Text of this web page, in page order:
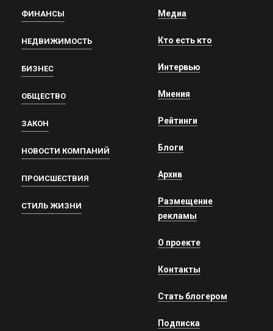
ФИНАНСЫ
НЕДВИЖИМОСТЬ
БИЗНЕС
ОБЩЕСТВО
ЗАКОН
НОВОСТИ КОМПАНИЙ
ПРОИСШЕСТВИЯ
СТИЛЬ ЖИЗНИ
Медиа
Кто есть кто
Интервью
Мнения
Рейтинги
Блоги
Архив
Размещение
рекламы
О проекте
Контакты
Стать блогером
Подписка